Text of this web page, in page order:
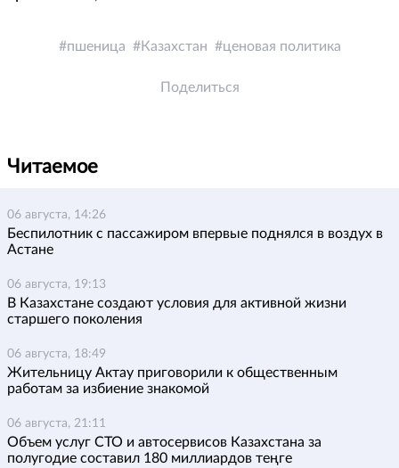
пшеница Казахстан ценовая политика
Поделиться
Читаемое
06 августа, 14:26
Беспилотник с пассажиром впервые поднялся в воздух в
Астане
06 августа, 19:13
В Казахстане создают условия для активной жизни
старшего поколения
06 августа, 18:49
Жительницу Актау приговорили к общественным
работам за избиение знакомой
06 августа, 21:11
Объем услуг СТО и автосервисов Казахстана за
полугодие составил 180 миллиардов теңге